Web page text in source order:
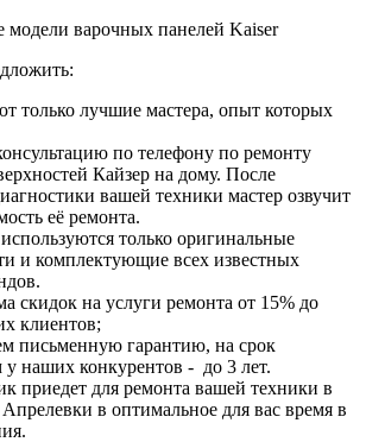
модели варочных панелей Kaiser
только лучшие мастера, опыт которых
по телефону по ремонту
Кайзер на дому. После
вашей техники мастер озвучит
её ремонта.
только оригинальные
и комплектующие всех известных
скидок на услуги ремонта от 15% до
клиентов;
письменную гарантию, на срок
наших конкурентов - до 3 лет.
приедет для ремонта вашей техники в
в оптимальное для вас время в